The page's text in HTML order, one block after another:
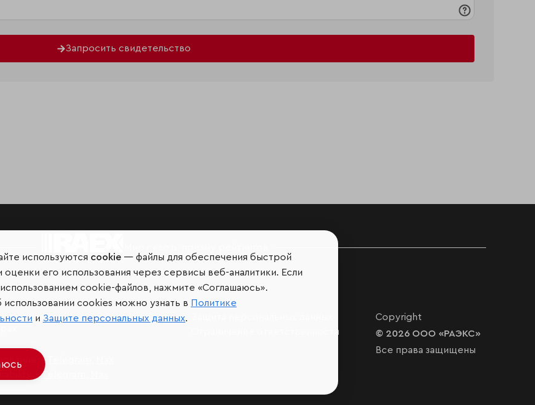
Запросить свидетельство
сетях и
–
–Telegram
Ограничение ответственности
Copyright
© 2026 ООО «РАЭКС»
Все права защищены
используются cookie — файлы для обеспечения быстрой
оценки его использования через сервисы веб-аналитики. Если
cookie-файлов, нажмите «Соглашаюсь».
cookies можно узнать в Политике
и Защите персональных данных.